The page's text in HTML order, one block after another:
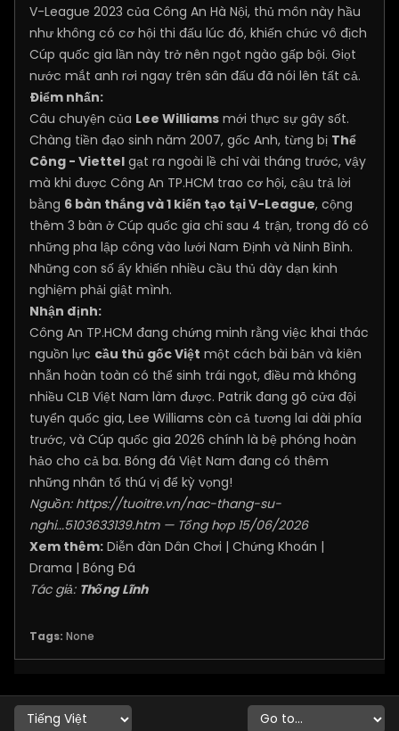
V-League 2023 của Công An Hà Nội, thủ môn này hầu
như không có cơ hội thi đấu lúc đó, khiến chức vô địch
Cúp quốc gia lần này trở nên ngọt ngào gấp bội. Giọt
nước mắt anh rơi ngay trên sân đấu đã nói lên tất cả.
Điểm nhấn:
Câu chuyện của Lee Williams mới thực sự gây sốt.
Chàng tiền đạo sinh năm 2007, gốc Anh, từng bị Thể
Công - Viettel gạt ra ngoài lề chỉ vài tháng trước, vậy
mà khi được Công An TP.HCM trao cơ hội, cậu trả lời
bằng 6 bàn thắng và 1 kiến tạo tại V-League, cộng
thêm 3 bàn ở Cúp quốc gia chỉ sau 4 trận, trong đó có
những pha lập công vào lưới Nam Định và Ninh Bình.
Những con số ấy khiến nhiều cầu thủ dày dạn kinh
nghiệm phải giật mình.
Nhận định:
Công An TP.HCM đang chứng minh rằng việc khai thác
nguồn lực cầu thủ gốc Việt một cách bài bản và kiên
nhẫn hoàn toàn có thể sinh trái ngọt, điều mà không
nhiều CLB Việt Nam làm được. Patrik đang gõ cửa đội
tuyển quốc gia, Lee Williams còn cả tương lai dài phía
trước, và Cúp quốc gia 2026 chính là bệ phóng hoàn
hảo cho cả ba. Bóng đá Việt Nam đang có thêm
những nhân tố thú vị để kỳ vọng!
Nguồn: https://tuoitre.vn/nac-thang-su-
nghi...5103633139.htm— Tổng hợp 15/06/2026
Xem thêm: Diễn đàn Dân Chơi | Chứng Khoán |
Drama | Bóng Đá
Tác giả: Thống Lĩnh
Tags: None